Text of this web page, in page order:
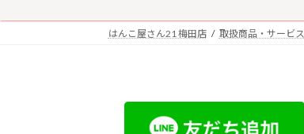
はんこ屋さん21 梅田店 取扱商品・サービス